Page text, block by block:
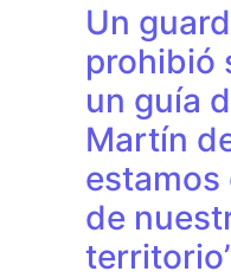
Un
prohibió
un guía
Martín
estamos
de